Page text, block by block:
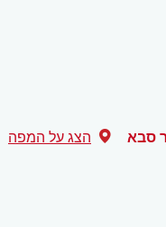
סבא הצג על המפה